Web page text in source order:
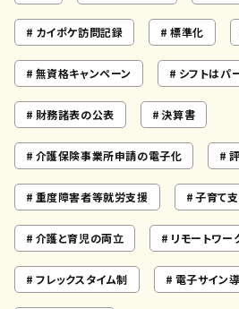
カイポケ訪問記録 標準化
無資格キャンペーン シフトはパ
財務諸表の公表 決算書
介護保険事業所申請の電子化
重度障害者等就労支援 子育て
介護と育児の両立 リモートワー
フレックスタイム制 電子サイン